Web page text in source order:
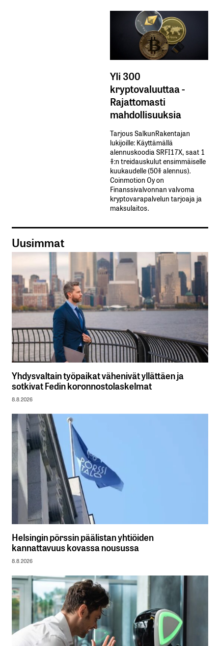
Yli 300
kryptovaluuttaa -
Rajattomasti
mahdollisuuksia
Tarjous SalkunRakentajan
lukijoille: Käyttämällä​ ​
alennuskoodia​ ​SRFI17X,​ ​saat​ ​1
%:n treidauskulut​ ​ensimmäiselle​ ​
kuukaudelle​ ​(50%​ ​alennus).
Coinmotion Oy on
Finanssivalvonnan valvoma
kryptovarapalvelun tarjoaja ja
maksulaitos.
Uusimmat
Yhdysvaltain työpaikat vähenivät yllättäen ja
sotkivat Fedin koronnostolaskelmat
8.8.2026
Helsingin pörssin päälistan yhtiöiden
kannattavuus kovassa nousussa
8.8.2026